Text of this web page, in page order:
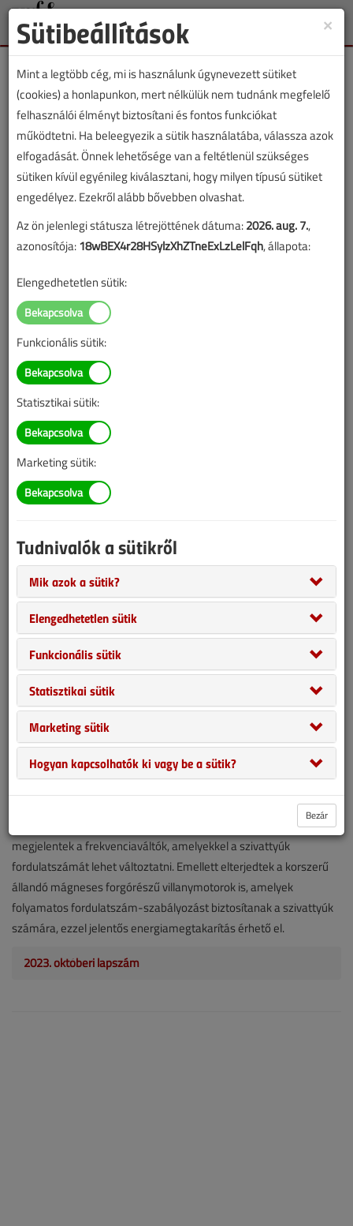
Toggle
Bányik Tamás
SZERZŐK LISTÁJA
1055 ||
Bányik Tamás cikkei
Hogyan tudunk keringtetőszivattyúval energiát
megtakarítani?
2023. október 2. |
A keringtetőszivattyúk fordulatszám-szabályozására régóta
fennáll az igény. Nedvestengelyű keringtetőszivattyúk esetén ezt
régebben jellemzően három, kézzel átkapcsolható fokozattal
megjelentek a frekvenciaváltók, amelyekkel a szivattyúk
fordulatszámát lehet változtatni. Emellett elterjedtek a korszerű
állandó mágneses forgórészű villanymotorok is, amelyek
folyamatos fordulatszám-szabályozást biztosítanak a szivattyúk
számára, ezzel jelentős energiamegtakarítás érhető el.
2023. októberi lapszám
×
Sütibeállítások
Mint a legtöbb cég, mi is használunk úgynevezett sütiket
(cookies) a honlapunkon, mert nélkülük nem tudnánk megfelelő
felhasználói élményt biztosítani és fontos funkciókat
működtetni. Ha beleegyezik a sütik használatába, válassza azok
elfogadását. Önnek lehetősége van a feltétlenül szükséges
sütiken kívül egyénileg kiválasztani, hogy milyen típusú sütiket
engedélyez. Ezekről alább bővebben olvashat.
Az ön jelenlegi státusza létrejöttének dátuma:2026. aug. 7.,
azonosítója:18wBEX4r28HSylzXhZTneExLzLelFqh, állapota:
Elengedhetetlen sütik:
Funkcionális sütik:
Statisztikai sütik:
Marketing sütik:
Tudnivalók a sütikről
Mik azok a sütik?
Elengedhetetlen sütik
Funkcionális sütik
Statisztikai sütik
Marketing sütik
Hogyan kapcsolhatók ki vagy be a sütik?
Bezár